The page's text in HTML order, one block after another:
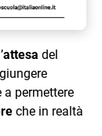
attesa del
a permettere
che in realtà